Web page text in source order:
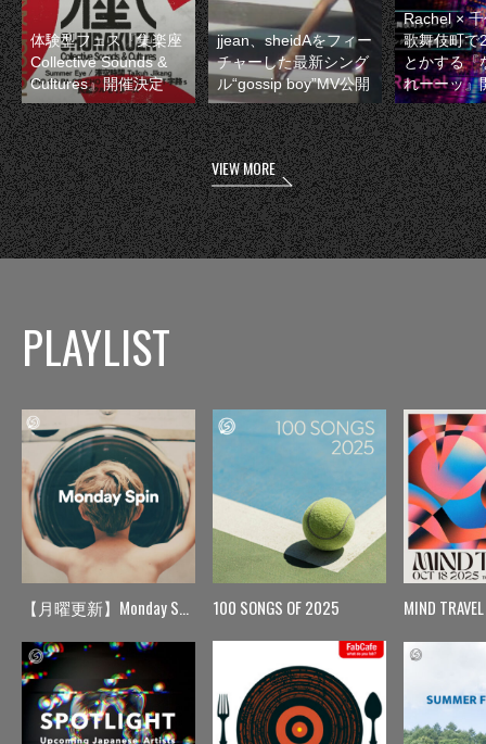
体験型フェス『集楽座
Collective Sounds &
Cultures』開催決定
jjean、sheidAをフィー
チャーした最新シング
ル“gossip boy”MV公開
Rachel ×
歌舞伎町で
とかする『
れーーッ』
VIEW MORE
PLAYLIST
【月曜更新】Monday Spin 100 SONGS OF 2025 MIND TRAVEL